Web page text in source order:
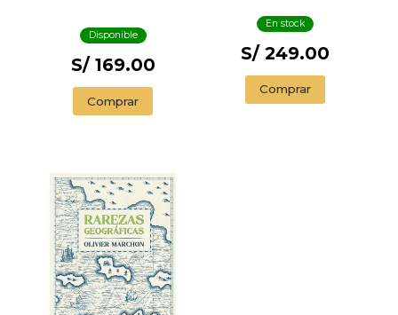
Disponible
S/ 169.00
Comprar
En stock
S/ 249.00
Comprar